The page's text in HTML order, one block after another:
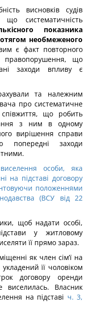
висновків судів
що систематичність
показника
необмеженого
є факт повторного
правопорушення, що
заходи впливу є
та належним
про систематичне
що робить
з ним в одному
вирішення справи
попередні заходи
особи, яка
на підставі договору
положеннями
(ВСУ від 22
щоб надати особі,
у житловому
її прямо зараз.
як член сім’ї на
її чоловіком
договору оренди
виселилась. Власник
на підставі ч. 3,